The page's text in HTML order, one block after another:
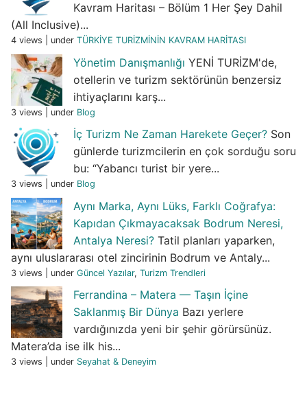
Kavram Haritası – Bölüm 1 Her Şey Dahil
(All Inclusive)...
4 views under TÜRKİYE TURİZMİNİN KAVRAM HARİTASI
Yönetim Danışmanlığı YENİ TURİZM'de,
otellerin ve turizm sektörünün benzersiz
ihtiyaçlarını karş...
3 views under Blog
İç Turizm Ne Zaman Harekete Geçer? Son
günlerde turizmcilerin en çok sorduğu soru
bu: “Yabancı turist bir yere...
3 views under Blog
Aynı Marka, Aynı Lüks, Farklı Coğrafya:
Kapıdan Çıkmayacaksak Bodrum Neresi,
Antalya Neresi? Tatil planları yaparken,
aynı uluslararası otel zincirinin Bodrum ve Antaly...
3 views under Güncel Yazılar, Turizm Trendleri
Ferrandina – Matera — Taşın İçine
Saklanmış Bir Dünya Bazı yerlere
vardığınızda yeni bir şehir görürsünüz.
Matera’da ise ilk his...
3 views under Seyahat & Deneyim